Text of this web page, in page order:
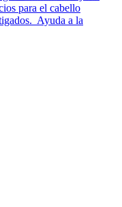
para el cabello
Ayuda a la